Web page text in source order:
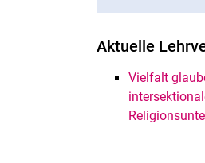
Aktuelle
Vielfalt